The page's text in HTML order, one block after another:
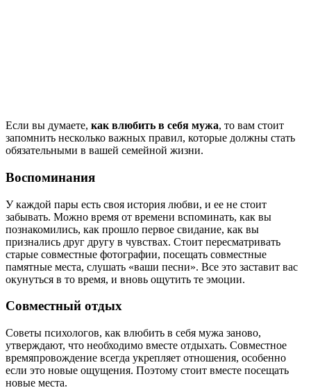
Если вы думаете, как влюбить в себя мужа, то вам стоит
запомнить несколько важных правил, которые должны стать
обязательными в вашей семейной жизни.
Воспоминания
У каждой пары есть своя история любви, и ее не стоит
забывать. Можно время от времени вспоминать, как вы
познакомились, как прошло первое свидание, как вы
признались друг другу в чувствах. Стоит пересматривать
старые совместные фотографии, посещать совместные
памятные места, слушать «ваши песни». Все это заставит вас
окунуться в то время, и вновь ощутить те эмоции.
Совместный отдых
Советы психологов, как влюбить в себя мужа заново,
утверждают, что необходимо вместе отдыхать. Совместное
времяпровождение всегда укрепляет отношения, особенно
если это новые ощущения. Поэтому стоит вместе посещать
новые места.